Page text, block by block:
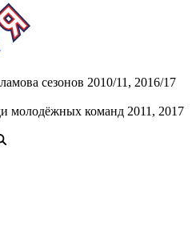
сезонов 2010/11, 2016/17
молодёжных команд 2011, 2017